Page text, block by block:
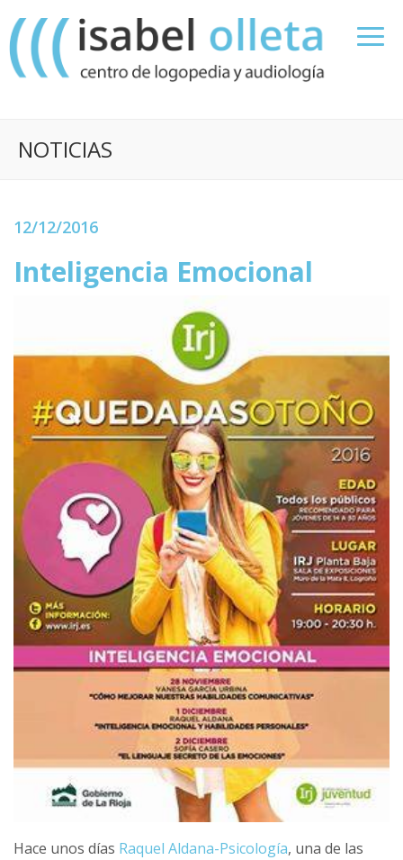
NOTICIAS
12/12/2016
Inteligencia Emocional
Hace unos días Raquel Aldana-Psicología, una de las